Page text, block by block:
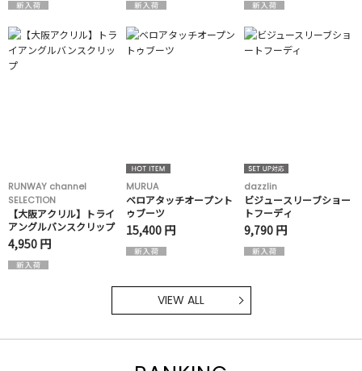
RUNWAY channel
SELECTION
【大阪アクリル】トライ
アングルバンスクリップ
4,950 円
MURUA
ベロアタッチオープント
ゥブーツ
15,400 円
dazzlin
ビジュースリーブショー
トフーディ
9,790 円
VIEW ALL